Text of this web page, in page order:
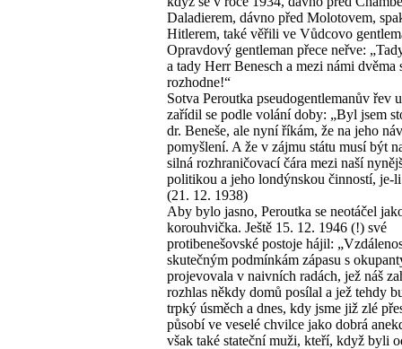
Daladierem, dávno před Molotovem,
Hitlerem, také věřili ve Vůdcovo
Opravdový gentleman přece neřve:
a tady Herr Benesch a mezi námi dvěma
rozhodne!“
Sotva Peroutka pseudogentlemanův řev
zařídil se podle volání doby: „Byl jsem
dr. Beneše, ale nyní říkám, že na jeho
pomyšlení. A že v zájmu státu musí být
silná rozhraničovací čára mezi naší
politikou a jeho londýnskou činností, je-
(21. 12. 1938)
Aby bylo jasno, Peroutka se neotáčel
korouhvička. Ještě 15. 12. 1946 (!) své
protibenešovské postoje hájil:
skutečným podmínkám zápasu s
projevovala v naivních radách, jež náš
rozhlas někdy domů posílal a jež tehdy
trpký úsměch a dnes, kdy jsme již zlé
působí ve veselé chvilce jako dobrá
však také stateční muži, kteří, když byli